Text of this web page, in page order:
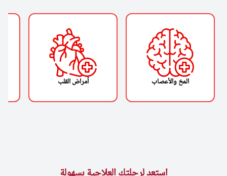
المخ والأعصاب أمراض القلب